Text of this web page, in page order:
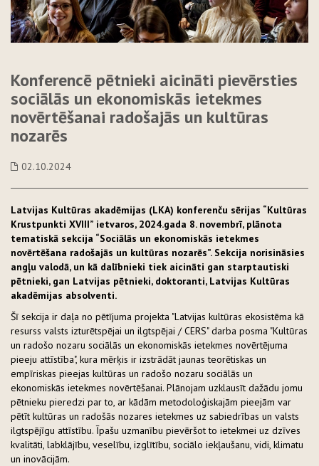
Konferencē pētnieki aicināti pievērsties
sociālās un ekonomiskās ietekmes
novērtēšanai radošajās un kultūras
nozarēs
02.10.2024
Latvijas Kultūras akadēmijas (LKA) konferenču sērijas “Kultūras
Krustpunkti XVIII” ietvaros, 2024.gada 8. novembrī, plānota
tematiskā sekcija “Sociālās un ekonomiskās ietekmes
novērtēšana radošajās un kultūras nozarēs”. Sekcija norisināsies
angļu valodā, un kā dalībnieki tiek aicināti gan starptautiski
pētnieki, gan Latvijas pētnieki, doktoranti, Latvijas Kultūras
akadēmijas absolventi.
Šī sekcija ir daļa no pētījuma projekta "Latvijas kultūras ekosistēma kā
resurss valsts izturētspējai un ilgtspējai / CERS" darba posma "Kultūras
un radošo nozaru sociālās un ekonomiskās ietekmes novērtējuma
pieeju attīstība", kura mērķis ir izstrādāt jaunas teorētiskas un
empīriskas pieejas kultūras un radošo nozaru sociālās un
ekonomiskās ietekmes novērtēšanai. Plānojam uzklausīt dažādu jomu
pētnieku pieredzi par to, ar kādām metodoloģiskajām pieejām var
pētīt kultūras un radošās nozares ietekmes uz sabiedrības un valsts
ilgtspējīgu attīstību. Īpašu uzmanību pievēršot to ietekmei uz dzīves
kvalitāti, labklājību, veselību, izglītību, sociālo iekļaušanu, vidi, klimatu
un inovācijām.